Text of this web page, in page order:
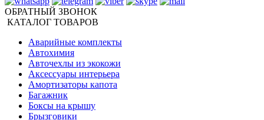
ОБРАТНЫЙ ЗВОНОК
КАТАЛОГ ТОВАРОВ
Аварийные комплекты
Автохимия
Авточехлы из экокожи
Аксессуары интерьера
Амортизаторы капота
Багажник
Боксы на крышу
Брызговики